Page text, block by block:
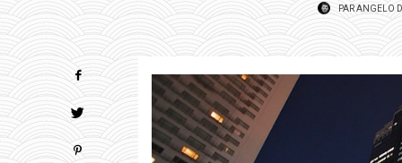
PARANGELO